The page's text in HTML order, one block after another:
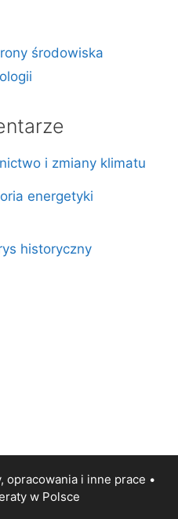
środowiska
i zmiany klimatu
energetyki
historyczny
i inne prace •
w Polsce